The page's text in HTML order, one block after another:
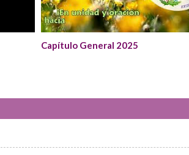
Capítulo General 2025